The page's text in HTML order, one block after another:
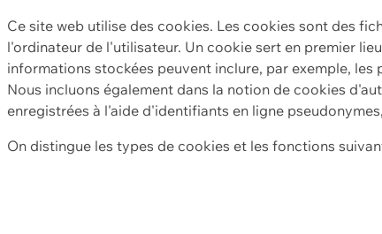
Ce site web utilise des cookies. Les cookies sont des
l'ordinateur de l'utilisateur. Un cookie sert en premier
informations stockées peuvent inclure, par exemple,
Nous incluons également dans la notion de cookies
enregistrées à l'aide d'identifiants en ligne
On distingue les types de cookies et les fonctions